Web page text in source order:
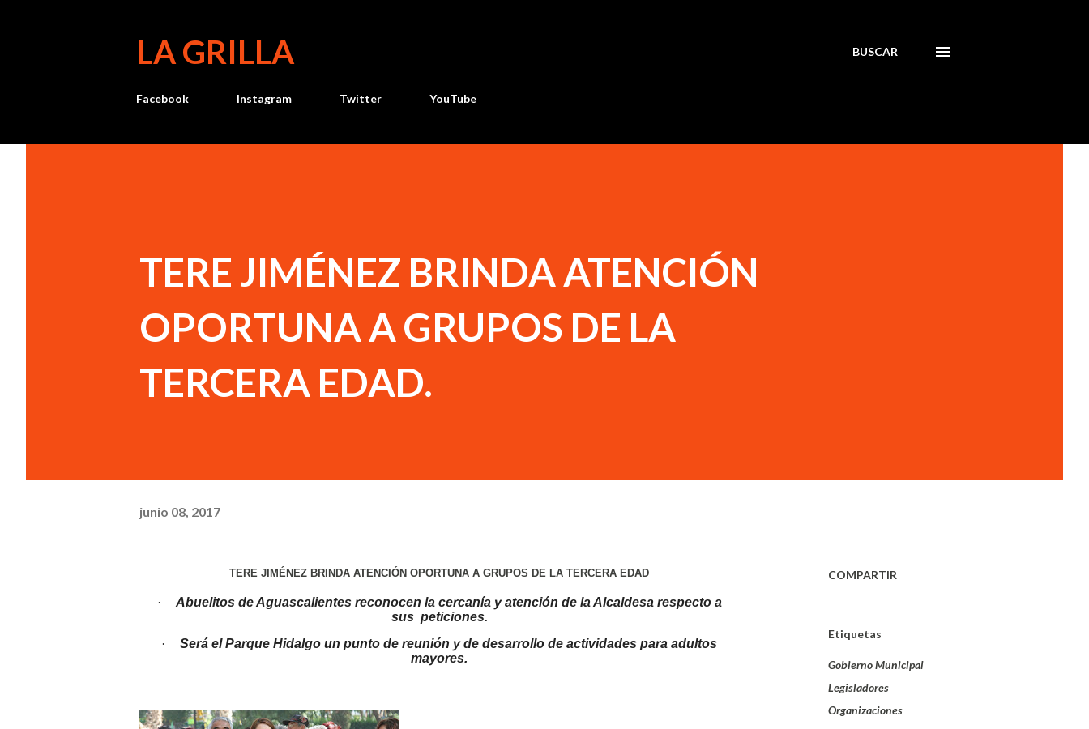
LA GRILLA BUSCAR
Facebook Instagram Twitter YouTube
TERE JIMÉNEZ BRINDA ATENCIÓN
OPORTUNA A GRUPOS DE LA
TERCERA EDAD.
junio 08, 2017
TERE JIMÉNEZ BRINDA ATENCIÓN OPORTUNA A GRUPOS DE LA TERCERA EDAD
·
Abuelitos de Aguascalientes reconocen la cercanía y atención de la Alcaldesa respecto a
sus peticiones.
·
Será el Parque Hidalgo un punto de reunión y de desarrollo de actividades para adultos
mayores.
COMPARTIR
Etiquetas
Gobierno Municipal
Legisladores
Organizaciones